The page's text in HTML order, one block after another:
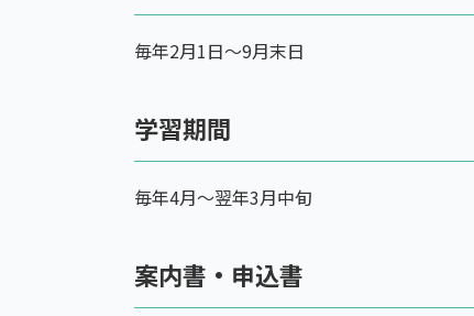
毎年2月1日〜9月末日
学習期間
毎年4月〜翌年3月中旬
案内書・申込書